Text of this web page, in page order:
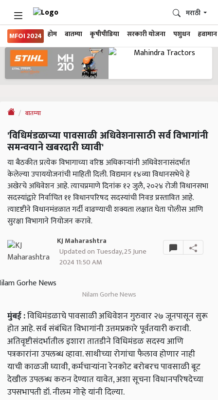
MFOI 2024 होम बातम्या कृषीपीडिया सरकारी योजना पशुधन हवामान
मराठी
बातम्या
'विधिमंडळाच्या पावसाळी अधिवेशनासाठी सर्व विभागांनी
समन्वयाने खबरदारी घ्यावी'
या बैठकीत प्रत्येक विभागाच्या वरिष्ठ अधिकाऱ्यांनी अधिवेशनासंदर्भात
केलेल्या उपाययोजनांची माहिती दिली. विद्यमान १४व्या विधानसभेचे हे
अखेरचे अधिवेशन आहे. त्याचप्रमाणे दिनांक १२ जुलै, २०२४ रोजी विधानसभा
सदस्यांद्वारे निर्वाचित ११ विधानपरिषद सदस्यांची निवड प्रस्तावित आहे.
त्यादृष्टीने विधानमंडळात गर्दी वाढण्याची शक्यता लक्षात घेता पोलीस आणि
सुरक्षा विभागाने नियोजन करावे.
KJ Maharashtra
Updated on Tuesday, 25 June
2024 11:50 AM
Nilam Gorhe News
मुंबई :विधिमंडळाचे पावसाळी अधिवेशन गुरुवार २७ जूनपासून सुरू
होत आहे. सर्व संबंधित विभागांनी उत्तमप्रकारे पूर्वतयारी करावी.
अतिवृष्टीसंदर्भातील इशारा तातडीने विधिमंडळ सदस्य आणि
पत्रकारांना उपलब्ध व्हावा. साथीच्या रोगांचा फैलाव होणार नाही
याची काळजी घ्यावी, कर्मचाऱ्यांना रेनकोट बरोबरच पावसाळी बूट
देखील उपलब्ध करुन देण्यात यावेत, अशा सूचना विधानपरिषदेच्या
उपसभापती डॉ. नीलम गोऱ्हे यांनी दिल्या.